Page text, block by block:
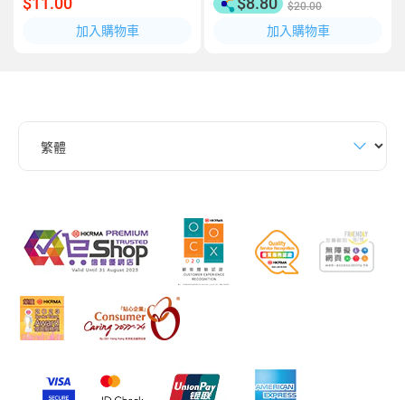
加入購物車
$20.00
加入購物車